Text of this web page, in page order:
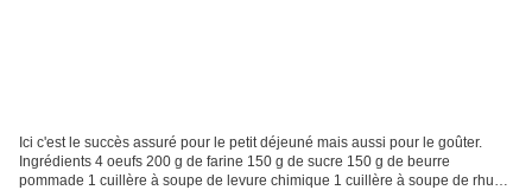
Ici c'est le succès assuré pour le petit déjeuné mais aussi pour le goûter.
Ingrédients 4 oeufs 200 g de farine 150 g de sucre 150 g de beurre
pommade 1 cuillère à soupe de levure chimique 1 cuillère à soupe de rhum